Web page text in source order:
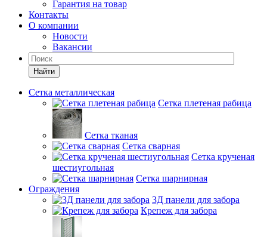
Гарантия на товар
Контакты
О компании
Новости
Вакансии
Найти
Сетка металлическая
Сетка плетеная рабица
Сетка тканая
Сетка сварная
Сетка крученая
шестиугольная
Сетка шарнирная
Ограждения
3Д панели для забора
Крепеж для забора